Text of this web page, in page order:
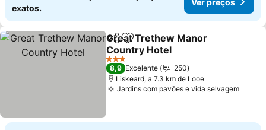
exatos.
PartilharAdicionar aos favoritos
Great Trethew Manor
Country Hotel
3 Estrelas
8,9 Excelente
250
Liskeard, a 7.3 km de Looe
Jardins com pavões e vida selvagem